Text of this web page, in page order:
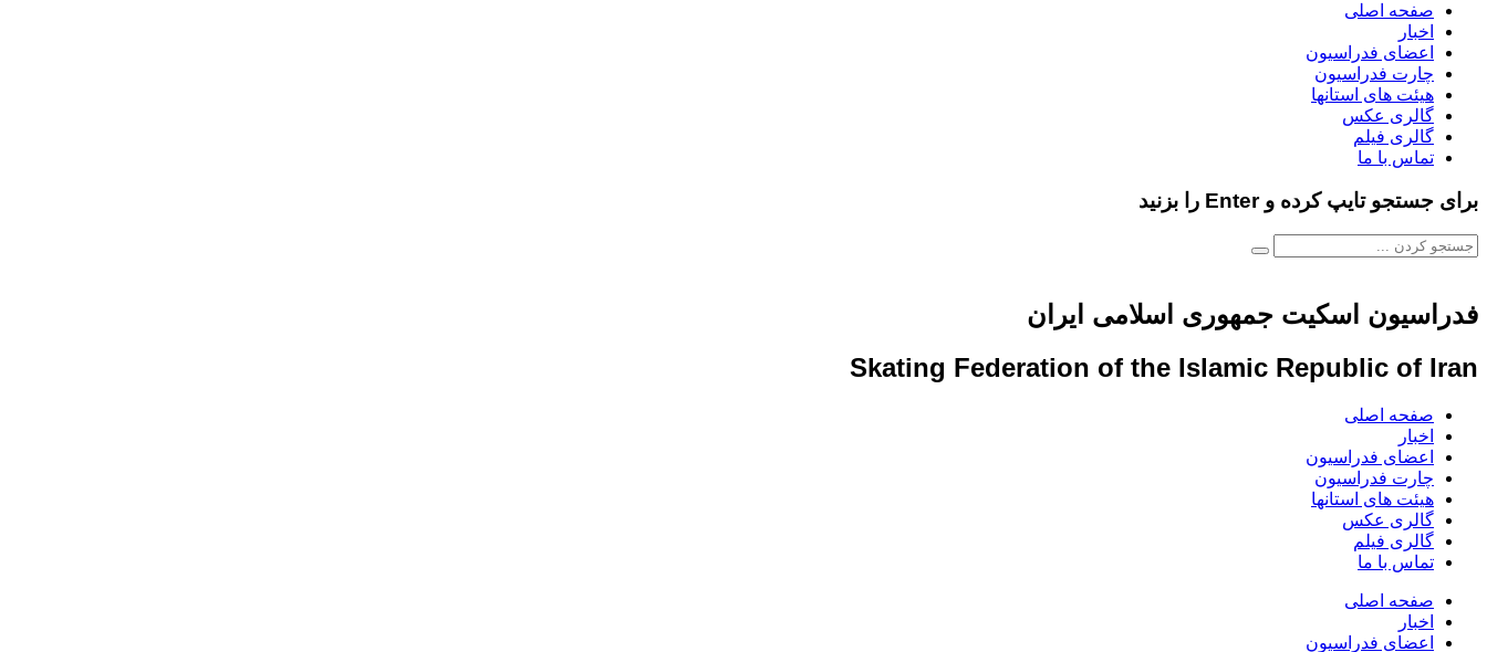
صفحه اصلی
اخبار
اعضای فدراسیون
چارت فدراسیون
هیئت های استانها
گالری عکس
گالری فیلم
تماس با ما
برای جستجو تایپ کرده و Enter را بزنید
فدراسیون اسکیت جمهوری اسلامی ایران
Skating Federation of the Islamic Republic of Iran
صفحه اصلی
اخبار
اعضای فدراسیون
چارت فدراسیون
هیئت های استانها
گالری عکس
گالری فیلم
تماس با ما
صفحه اصلی
اخبار
اعضای فدراسیون